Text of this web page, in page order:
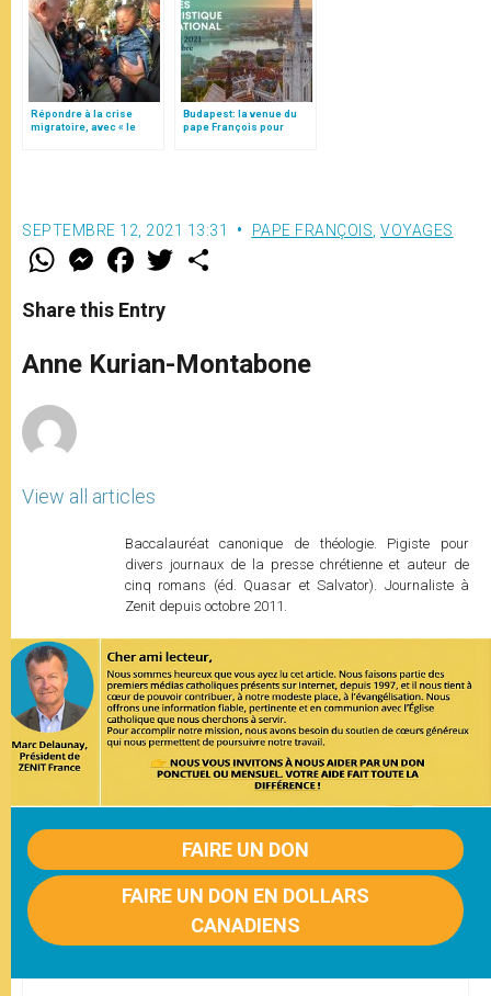
Répondre à la crise
migratoire, avec « le
Budapest: la venue du
pape François pour
SEPTEMBRE 12, 2021 13:31 PAPE FRANÇOIS VOYAGES
W
t
s
p
p
M
e
s
e
g
e
F
a
e
b
o
k
w
r
Share this Entry
Anne Kurian-Montabone
View all articles
Baccalauréat canonique de théologie. Pigiste pour
divers journaux de la presse chrétienne et auteur de
cinq romans (éd. Quasar et Salvator). Journaliste à
Zenit depuis octobre 2011.
FAIRE UN DON
FAIRE UN DON EN DOLLARS
CANADIENS